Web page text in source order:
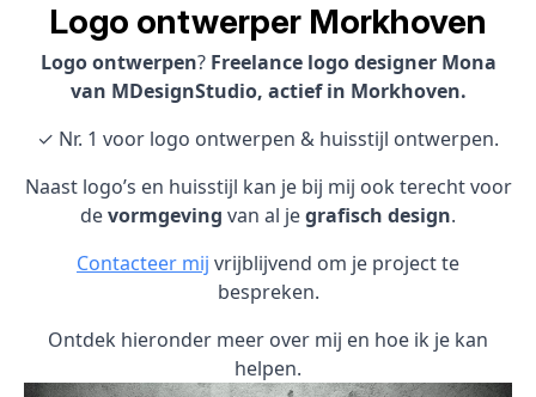
Logo ontwerper Morkhoven
Logo ontwerpen? Freelance logo designer Mona
van MDesignStudio, actief in Morkhoven.
✓ Nr. 1 voor logo ontwerpen & huisstijl ontwerpen.
Naast logo’s en huisstijl kan je bij mij ook terecht voor
devormgeving van al jegrafisch design.
Contacteer mij vrijblijvend om je project te
bespreken.
Ontdek hieronder meer over mij en hoe ik je kan
helpen.